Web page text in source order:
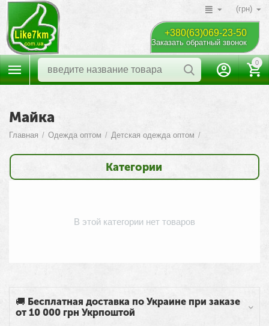
(грн)
+380(63)069-23-50
Заказать обратный звонок
0
Майка
Главная / Одежда оптом / Детская одежда оптом /
Категории
🚚 Бесплатная доставка по Украине при заказе
от 10 000 грн Укрпоштой
В этой категории нет товаров